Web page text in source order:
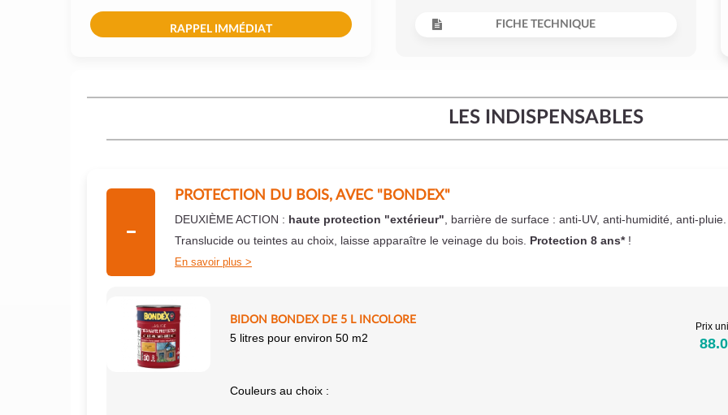
RAPPEL IMMÉDIAT FICHE TECHNIQUE
LES INDISPENSABLES
PROTECTION DU BOIS, AVEC "BONDEX"
DEUXIÈME ACTION : haute protection "extérieur" , barrière de surface : anti-UV, anti-humidité, anti-pluie.
Translucide ou teintes au choix, laisse apparaître le veinage du bois. Protection 8 ans*!
En savoir plus
BIDON BONDEX DE 5 L INCOLORE
5 litres pour environ 50 m2
Prix
Couleurs au choix :